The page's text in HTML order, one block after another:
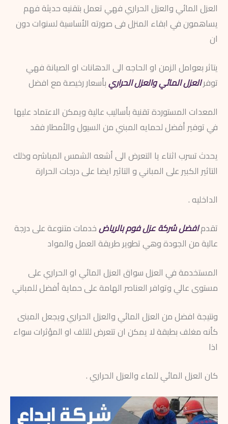
العزل المائي والعزل الحراري فهي تعمل بتقنيه حديثة فهم
يساهمون في ابقاء المنزل فى صورته الأساسية لسنوات دون
ان
يتاثر بعوامل الزمن او الحاجه الى الدهانات او الصيانة فهي
توفرالعزل المائي والعزل الحراريبأسعار رخيصة مع افضل
المعدات المستوردة تقنية بأساليب عالية ويمكن الاعتماد عليها
في توفير أفضل لحمايه المبني من السيول والأمطار فقد
يحدث تسرب اثناء يا التعرض الى أشعه الشمس المباشره وذلك
التاثير الكبير على المباني و التاثير ايضا على درجات الحرارة
الداخليه .
تقدمافضل شركة عزل فوم بالرياضخدمات متنوعة على درجة
عالية من الجودة وهي تطوير طريقة العمل والمواد
المستخدمة في العزل سواق العزل المائي او الحراري على
مستوى عالي وتوافر العناصر الهامة على حماية أفضل للمباني
ونتيجة افضل من العزل المائي والعزل الحراري ويجعل المبنى
كأنه مغلف بطبقة لا يمكن ان تتعرض للتلف او المؤثرات سواء
اذا
كان العزل المائي للماء والعزل الحراري .